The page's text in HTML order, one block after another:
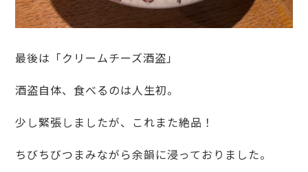
最後は「クリームチーズ酒盗」
酒盗自体、食べるのは人生初。
少し緊張しましたが、これまた絶品！
ちびちびつまみながら余韻に浸っておりました。